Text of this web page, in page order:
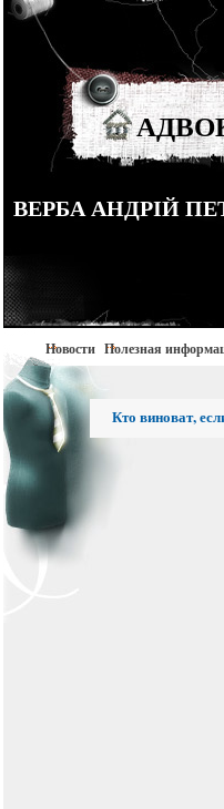
ВЕРБА АНДРІЙ
Новости Полезная
Кто виноват,